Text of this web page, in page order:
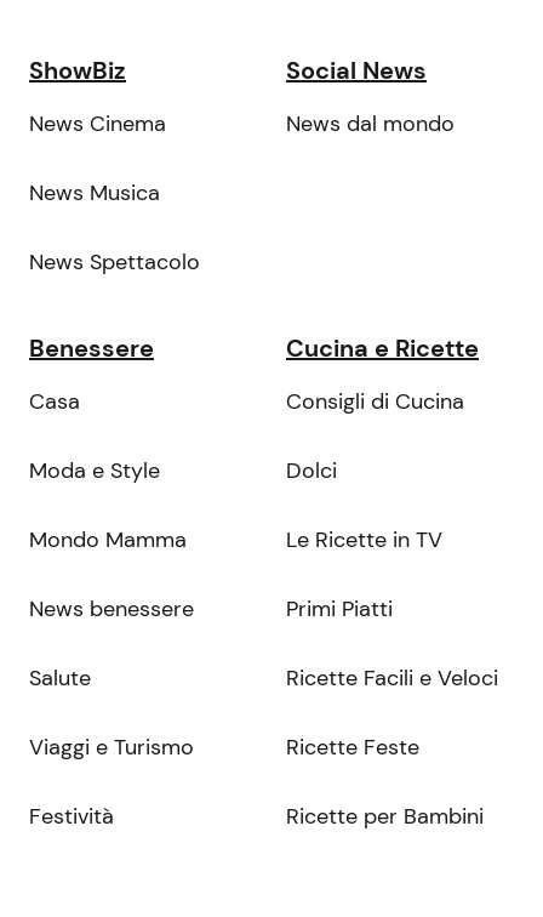
ShowBiz
News Cinema
News Musica
News Spettacolo
Social News
News dal mondo
Benessere
Casa
Moda e Style
Mondo Mamma
News benessere
Salute
Viaggi e Turismo
Festività
Cucina e Ricette
Consigli di Cucina
Dolci
Le Ricette in TV
Primi Piatti
Ricette Facili e Veloci
Ricette Feste
Ricette per Bambini